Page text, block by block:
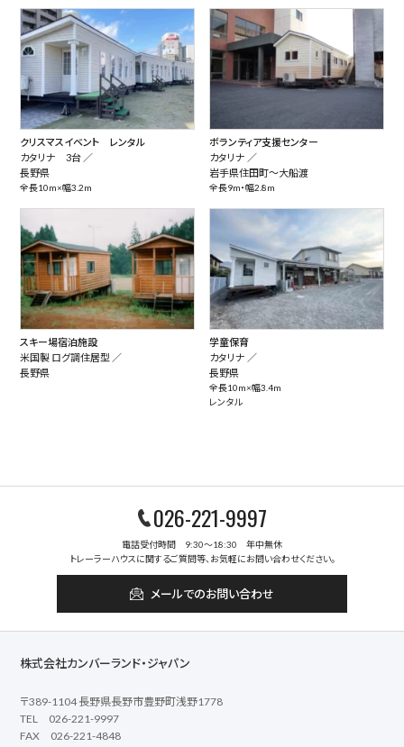
クリスマスイベント レンタル
カタリナ 3台 ／
長野県
全長10m×幅3.2m
ボランティア支援センター
カタリナ ／
岩手県住田町～大船渡
全長9m・幅2.8m
スキー場宿泊施設
米国製 ログ調住居型 ／
長野県
学童保育
カタリナ ／
長野県
全長10m×幅3.4m
レンタル
026-221-9997
電話受付時間 9:30～18:30 年中無休
トレーラーハウスに関するご質問等、お気軽にお問い合わせください。
メールでのお問い合わせ
株式会社カンバーランド・ジャパン
〒389-1104 長野県長野市豊野町浅野1778
TEL 026-221-9997
FAX 026-221-4848